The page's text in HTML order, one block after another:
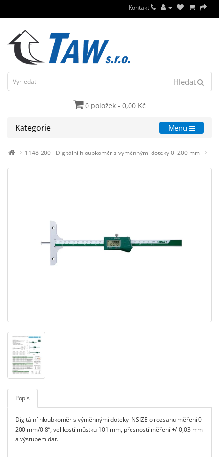
Kontakt
Hledat
0 položek - 0,00 Kč
Kategorie Menu
1148-200 - Digitální hloubkoměr s vyměnnými doteky 0- 200 mm
Popis
Digitální hloubkoměr s výměnnými doteky INSIZE o rozsahu měření 0-
200 mm/0-8”, velikostí můstku 101 mm, přesností měření +/-0,03 mm
a výstupem dat.